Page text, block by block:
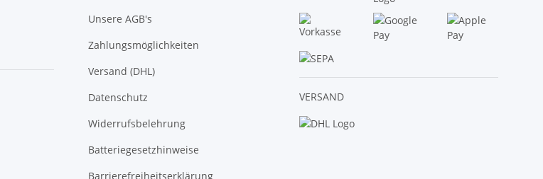
Unsere AGB's
Zahlungsmöglichkeiten
Versand (DHL)
Datenschutz
Widerrufsbelehrung
Batteriegesetzhinweise
Barrierefreiheitserklärung
VERSAND